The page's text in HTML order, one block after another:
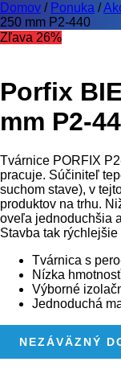
Domov / Ponuka /
250 mm P2-440
Zľava 26%
Porfix
mm P2-
Tvárnice PORFIX
pracuje. Súčiniteľ
suchom stave), v
produktov na trhu.
oveľa jednoduchšia
Stavba tak rýchlejšie
Tvárnica s
Nízka hmotnosť
Výborné
Jednoduchá
PORFIXNEZÁVÄZNÝ